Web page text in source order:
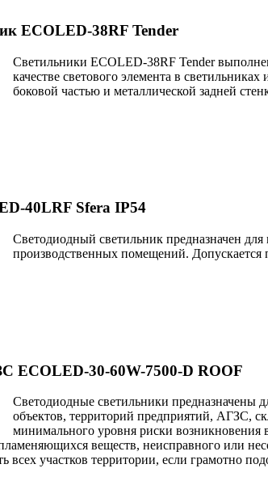
ECOLED-38RF Tender
Светильники ECOLED-38RF Tender
качестве светового элемента в
боковой частью и металлической задней
40LRF Sfera IP54
Светодиодный светильник предназначен
производственных помещений.
ECOLED-30-60W-7500-D ROOF
Светодиодные светильники предназначены
объектов, территорий предприятий, АГЗС,
минимального уровня риски возникновения
веществ, неисправного или
всех участков территории, если грамотно